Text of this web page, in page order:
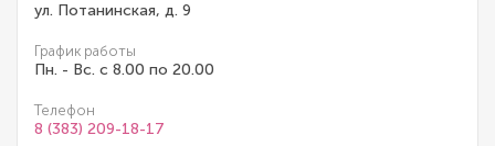
ул. Потанинская, д. 9
График работы
Пн. - Вс. с 8.00 по 20.00
Телефон
8 (383) 209-18-17